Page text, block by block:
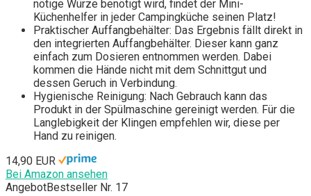
nötige Würze benötigt wird, findet der Mini-
Küchenhelfer in jeder Campingküche seinen Platz!
Praktischer Auffangbehälter: Das Ergebnis fällt direkt in
den integrierten Auffangbehälter. Dieser kann ganz
einfach zum Dosieren entnommen werden. Dabei
kommen die Hände nicht mit dem Schnittgut und
dessen Geruch in Verbindung.
Hygienische Reinigung: Nach Gebrauch kann das
Produkt in der Spülmaschine gereinigt werden. Für die
Langlebigkeit der Klingen empfehlen wir, diese per
Hand zu reinigen.
14,90 EUR
Bei Amazon ansehen
AngebotBestseller Nr. 17